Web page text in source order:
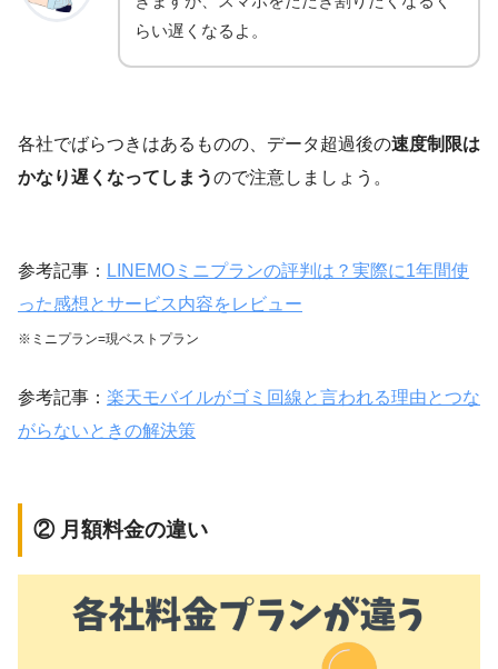
らい遅くなるよ。
各社でばらつきはあるものの、データ超過後の速度制限は
かなり遅くなってしまうので注意しましょう。
参考記事： LINEMOミニプランの評判は？実際に1年間使
った感想とサービス内容をレビュー
※ミニプラン=現ベストプラン
参考記事： 楽天モバイルがゴミ回線と言われる理由とつな
がらないときの解決策
② 月額料金の違い